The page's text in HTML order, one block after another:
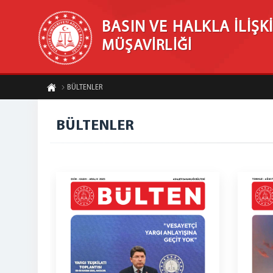
BASIN VE HALKLA
MÜŞAVİRLİĞİ
BÜLTENLER
BÜLTENLER